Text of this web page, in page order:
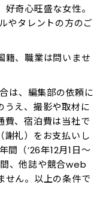
奇心旺盛な女性。
やタレントの方のご
籍、職業は問いませ
は、編集部の依頼に
うえ、撮影や取材に
費、宿泊費は当社で
謝礼）をお支払いし
間（ʼ26年12月1日〜
、他誌や競合web
せん。以上の条件で